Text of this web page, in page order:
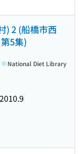
) 2 (船橋市西
5集)
2010.9
National Diet Library